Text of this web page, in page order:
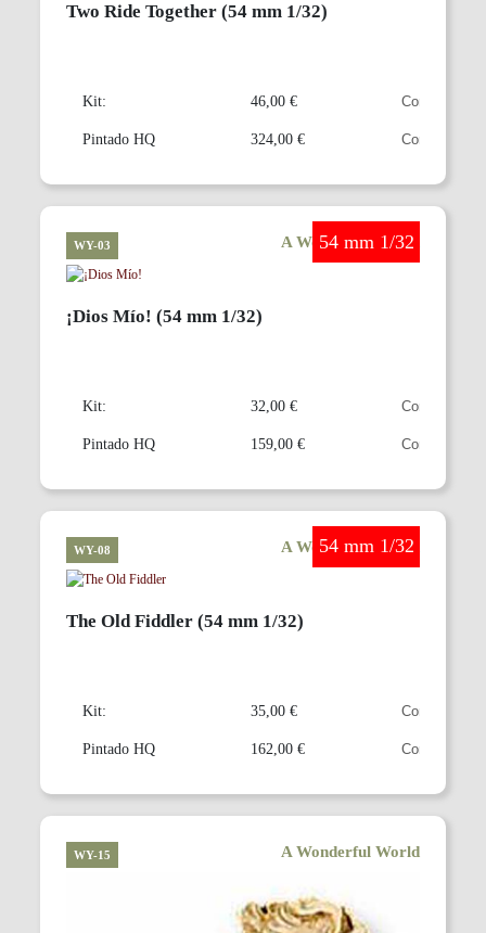
Two Ride Together (54 mm 1/32)
Kit: 46,00 €
Pintado HQ 324,00 €
WY-03 A Wonderful World
54 mm 1/32
¡Dios Mío! (54 mm 1/32)
Kit: 32,00 €
Pintado HQ 159,00 €
WY-08 A Wonderful World
54 mm 1/32
The Old Fiddler (54 mm 1/32)
Kit: 35,00 €
Pintado HQ 162,00 €
WY-15 A Wonderful World